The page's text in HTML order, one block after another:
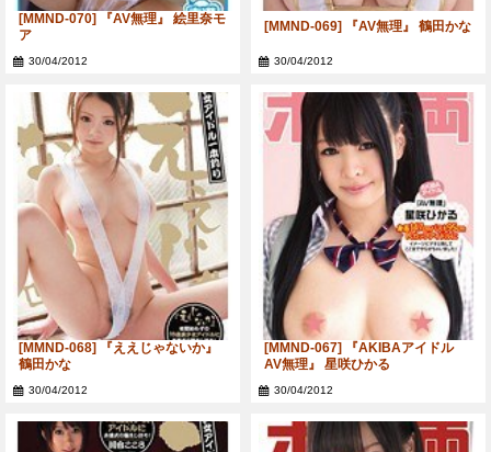
[MMND-070] 『AV無理』 絵里奈モ
ア
30/04/2012
[MMND-069] 『AV無理』 鶴田かな
30/04/2012
[MMND-068] 『ええじゃないか』
鶴田かな
30/04/2012
[MMND-067] 『AKIBAアイドル
AV無理』 星咲ひかる
30/04/2012